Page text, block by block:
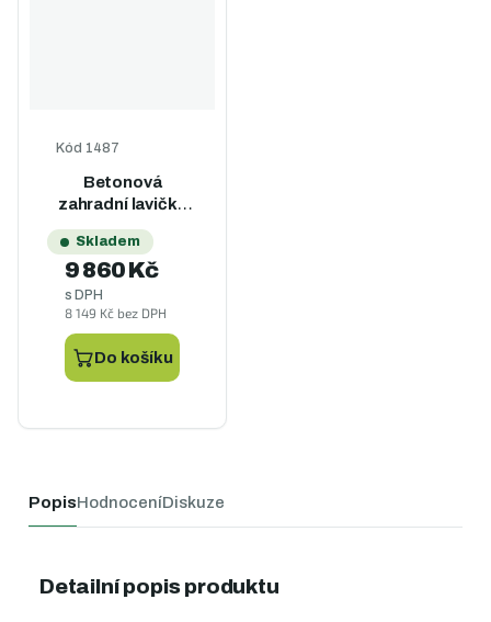
Betonová
zahradní lavička
WOODY bez
opěradla - imitace
dřeva -120 cm
Skladem
Kód 1487
8 149 Kč bez DPH
9 860 Kč
s DPH
Do košíku
PopisHodnoceníDiskuze
Detailní popis produktu